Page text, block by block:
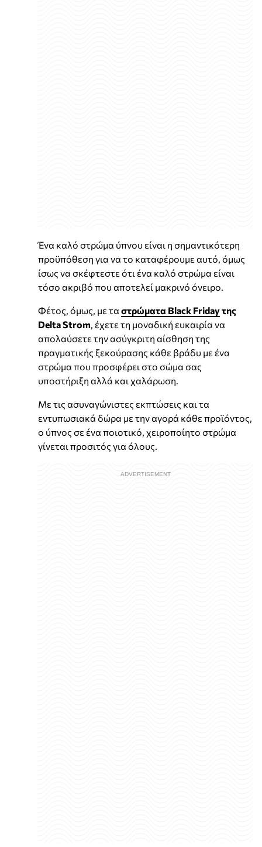
Ένα καλό στρώμα ύπνου είναι η σημαντικότερη
προϋπόθεση για να το καταφέρουμε αυτό, όμως
ίσως να σκέφτεστε ότι ένα καλό στρώμα είναι
τόσο ακριβό που αποτελεί μακρινό όνειρο.
Φέτος, όμως, με τα στρώματα Black Fridayτης
Delta Strom, έχετε τη μοναδική ευκαιρία να
απολαύσετε την ασύγκριτη αίσθηση της
πραγματικής ξεκούρασης κάθε βράδυ με ένα
στρώμα που προσφέρει στο σώμα σας
υποστήριξη αλλά και χαλάρωση.
Με τις ασυναγώνιστες εκπτώσεις και τα
εντυπωσιακά δώρα με την αγορά κάθε προϊόντος,
ο ύπνος σε ένα ποιοτικό, χειροποίητο στρώμα
γίνεται προσιτός για όλους.